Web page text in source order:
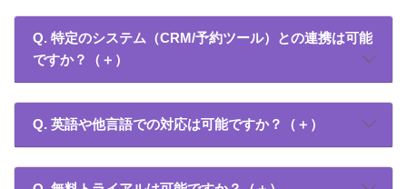
Q. 特定のシステム（CRM/予約ツール）との連携は可能
ですか？（＋）
Q. 英語や他言語での対応は可能ですか？（＋）